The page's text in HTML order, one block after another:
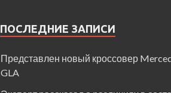
ПОСЛЕДНИЕ ЗАПИСИ
Представлен новый кроссовер
GLA